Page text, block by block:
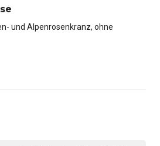
und Alpenrosenkranz, ohne